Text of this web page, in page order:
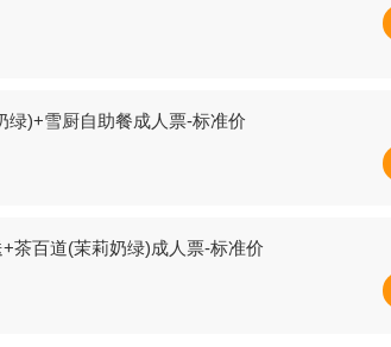
绿)+雪厨自助餐成人票-标准价
茶百道(茉莉奶绿)成人票-标准价